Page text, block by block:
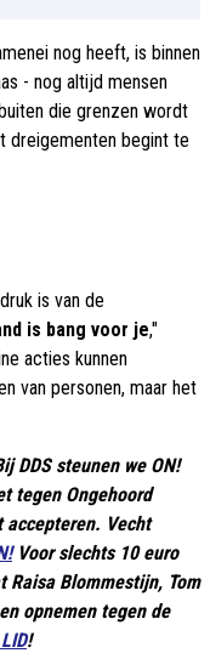
nog heeft, is binnen
- nog altijd mensen
die grenzen wordt
dreigementen begint te
is van de
is bang voor je,"
acties kunnen
van personen, maar het
DDS steunen we ON!
tegen Ongehoord
accepteren. Vecht
Voor slechts 10 euro
Raisa Blommestijn, Tom
opnemen tegen de
!